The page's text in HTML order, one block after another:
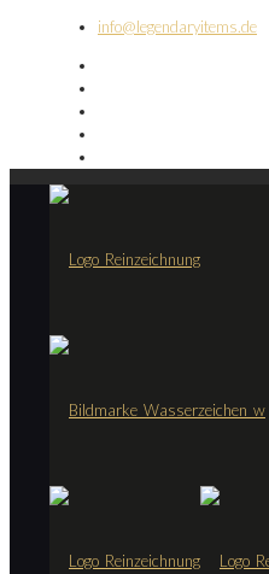
info@legendaryitems.de